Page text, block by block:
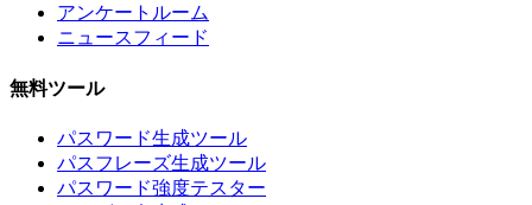
アンケートルーム
ニュースフィード
無料ツール
パスワード生成ツール
パスフレーズ生成ツール
パスワード強度テスター